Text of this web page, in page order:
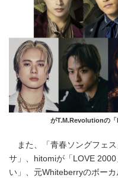
がT.M.Revolutionの「
また、「青春ソングフェ
サ」、hitomiが「LOVE
い」、元Whiteberryのボー